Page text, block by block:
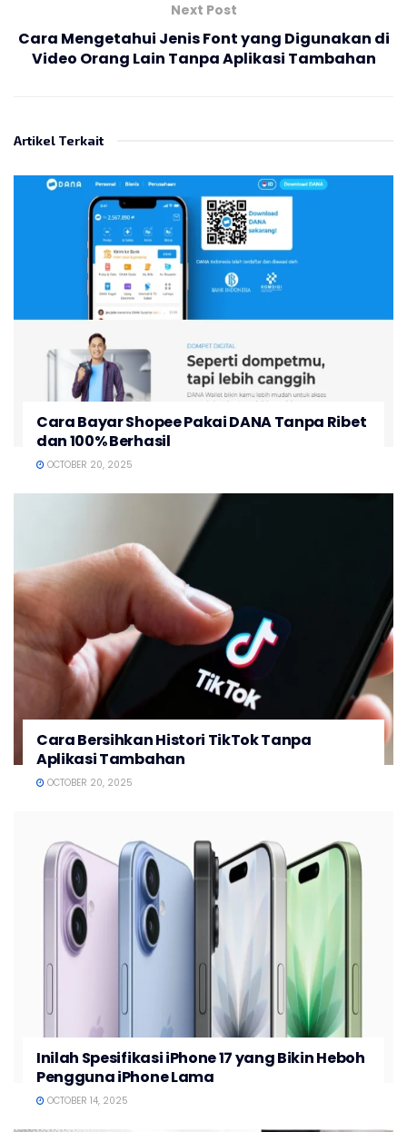
Next Post
Cara Mengetahui Jenis Font yang Digunakan di
Video Orang Lain Tanpa Aplikasi Tambahan
Artikel Terkait
Cara Bayar Shopee Pakai DANA Tanpa Ribet
dan 100% Berhasil
OCTOBER 20, 2025
Cara Bersihkan Histori TikTok Tanpa
Aplikasi Tambahan
OCTOBER 20, 2025
Inilah Spesifikasi iPhone 17 yang Bikin Heboh
Pengguna iPhone Lama
OCTOBER 14, 2025